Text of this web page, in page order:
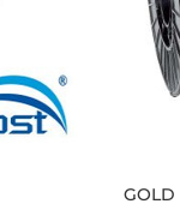
GOLD